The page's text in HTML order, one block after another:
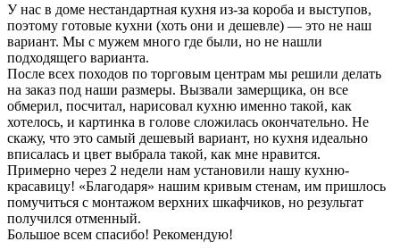
У нас в доме нестандартная кухня из-за короба и выступов,
поэтому готовые кухни (хоть они и дешевле) — это не наш
вариант. Мы с мужем много где были, но не нашли
подходящего варианта.
После всех походов по торговым центрам мы решили делать
на заказ под наши размеры. Вызвали замерщика, он все
обмерил, посчитал, нарисовал кухню именно такой, как
хотелось, и картинка в голове сложилась окончательно. Не
скажу, что это самый дешевый вариант, но кухня идеально
вписалась и цвет выбрала такой, как мне нравится.
Примерно через 2 недели нам установили нашу кухню-
красавицу! «Благодаря» нашим кривым стенам, им пришлось
помучиться с монтажом верхних шкафчиков, но результат
получился отменный.
Большое всем спасибо! Рекомендую!